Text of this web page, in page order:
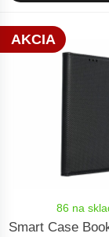
AKCIA
86 na
Smart Case